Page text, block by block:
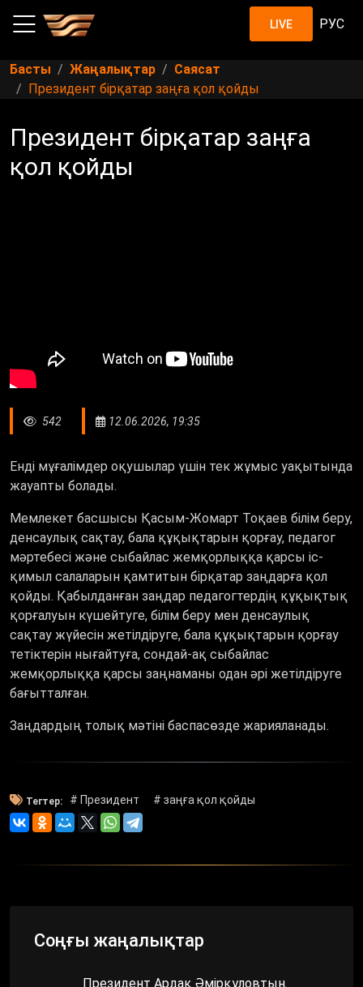
LIVE РУС
Басты Жаңалықтар
Саясат
Президент бірқатар заңға қол қойды
Президент бірқатар заңға
қол қойды
542 12.06.2026, 19:35
Енді мұғалімдер оқушылар үшін тек жұмыс уақытында
жауапты болады.
Мемлекет басшысы Қасым-Жомарт Тоқаев білім беру,
денсаулық сақтау, бала құқықтарын қорғау, педагог
мәртебесі және сыбайлас жемқорлыққа қарсы іс-
қимыл салаларын қамтитын бірқатар заңдарға қол
қойды. Қабылданған заңдар педагогтердің құқықтық
қорғалуын күшейтуге, білім беру мен денсаулық
сақтау жүйесін жетілдіруге, бала құқықтарын қорғау
тетіктерін нығайтуға, сондай-ақ сыбайлас
жемқорлыққа қарсы заңнаманы одан әрі жетілдіруге
бағытталған.
Заңдардың толық мәтіні баспасөзде жарияланады.
Тегтер: # Президент # заңға қол қойды
Соңғы жаңалықтар
Президент Ардақ Әмірқұловтың